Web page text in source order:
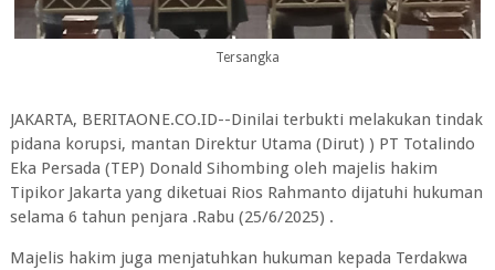
Tersangka
JAKARTA, BERITAONE.CO.ID--Dinilai terbukti melakukan tindak
pidana korupsi, mantan Direktur Utama (Dirut) ) PT Totalindo
Eka Persada (TEP) Donald Sihombing oleh majelis hakim
Tipikor Jakarta yang diketuai Rios Rahmanto dijatuhi hukuman
selama 6 tahun penjara .Rabu (25/6/2025) .
Majelis hakim juga menjatuhkan hukuman kepada Terdakwa